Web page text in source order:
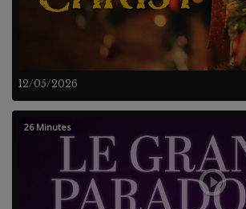
12/05/2026
26 Minutes